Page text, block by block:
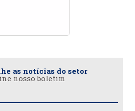
as notícias do setor
nosso boletim